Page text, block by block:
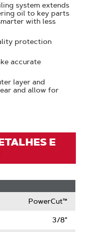
system extends
oil to key parts
with less
protection
accurate
layer and
and allow for
E
PowerCut™
3/8"